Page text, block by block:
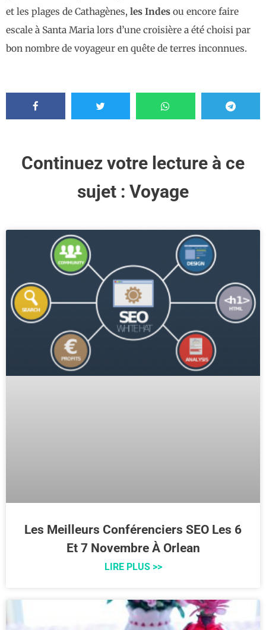
et les plages de Cathagènes, les Indes ou encore faire
escale à Santa Maria lors d’une croisière a été choisi par
bon nombre de voyageur en quête de terres inconnues.
Continuez votre lecture à ce
sujet : Voyage
Les Meilleurs Conférenciers SEO Les 6
Et 7 Novembre À Orlean
LIRE PLUS >>